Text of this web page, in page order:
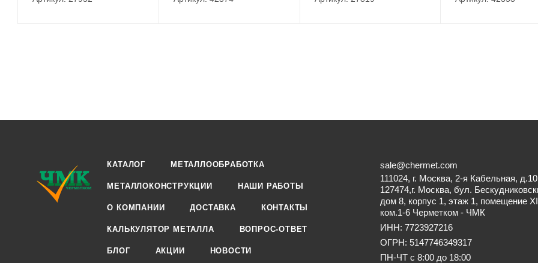
КАТАЛОГ МЕТАЛЛООБРАБОТКА
МЕТАЛЛОКОНСТРУКЦИИ НАШИ РАБОТЫ
О КОМПАНИИ ДОСТАВКА КОНТАКТЫ
КАЛЬКУЛЯТОР МЕТАЛЛА ВОПРОС-ОТВЕТ
БЛОГ АКЦИИ НОВОСТИ
sale@chermet.com
111024, г. Москва, 2-я Кабельная, д.10
127474,г. Москва, бул.
дом 8, корпус 1, этаж 1, помещение
ком.1-6 Черметком - ЧМК
ИНН: 7723927216
ОГРН: 5147746349317
ПН-ЧТ с 8:00 до 18:00